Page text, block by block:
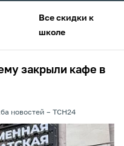
Все скидки к
школе
закрыли кафе в
новостей ТСН24